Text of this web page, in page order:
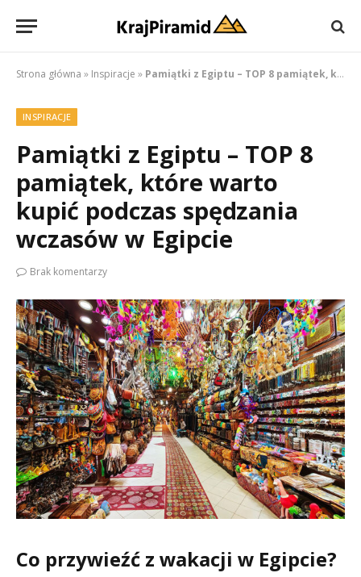
Strona główna » Inspiracje » Pamiątki z Egiptu – TOP 8 pamiątek, które warto kupić podczas spędzania wczasów w Egipcie
INSPIRACJE
Pamiątki z Egiptu – TOP 8
pamiątek, które warto
kupić podczas spędzania
wczasów w Egipcie
Brak komentarzy
Co przywieźć z wakacji w Egipcie?